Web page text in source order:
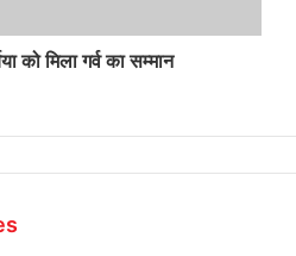
को मिला गर्व का सम्मान